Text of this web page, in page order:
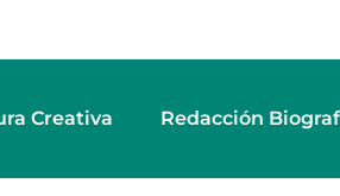
Creativa Redacción